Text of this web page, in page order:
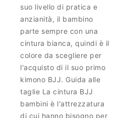
suo livello di pratica e
anzianità, il bambino
parte sempre con una
cintura bianca, quindi è il
colore da scegliere per
l'acquisto di il suo primo
kimono BJJ. Guida alle
taglie La cintura BJJ
bambini è l'attrezzatura
di cui hanno bisogno per